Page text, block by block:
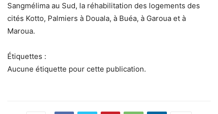
Sangmélima au Sud, la réhabilitation des logements des
cités Kotto, Palmiers à Douala, à Buéa, à Garoua et à
Maroua.
Étiquettes :
Aucune étiquette pour cette publication.